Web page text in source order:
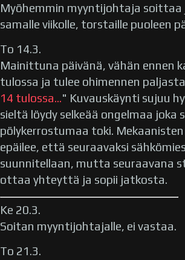
Myöhemmin myyntijohtaja soittaa
samalle viikolle, torstaille puoleen
To 14.3.
Mainittuna päivänä, vähän ennen
tulossa ja tulee ohimennen
14 tulossa..." Kuvauskäynti sujuu
sieltä löydy selkeää ongelmaa
pölykerrostumaa toki.
epäilee, että seuraavaksi
suunnitellaan, mutta seuraavana
ottaa yhteyttä ja sopii jatkosta.
Ke 20.3.
Soitan myyntijohtajalle, ei vastaa.
To 21.3.